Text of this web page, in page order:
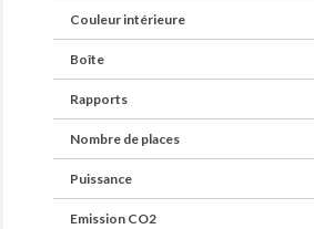
Couleur intérieure
Boîte
Rapports
Nombre de places
Puissance
Emission CO2